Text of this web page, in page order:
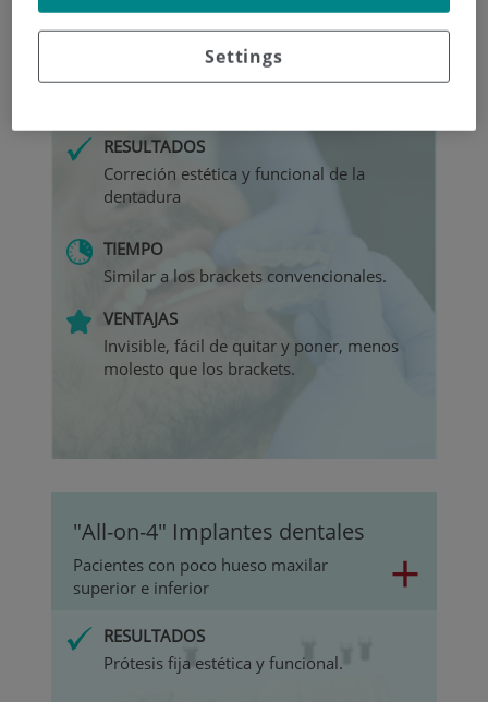
Ortodoncia invisible, cómoda y
+
RESULTADOS
Correción estética y funcional de la
dentadura
TIEMPO
Similar a los brackets convencionales.
VENTAJAS
Invisible, fácil de quitar y poner, menos
molesto que los brackets.
"All-on-4" Implantes dentales
Pacientes con poco hueso maxilar
superior e inferior
+
RESULTADOS
Prótesis fija estética y funcional.
Settings